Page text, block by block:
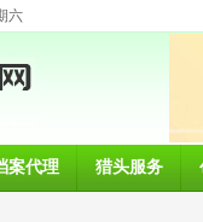
六
案代理 猎头服务